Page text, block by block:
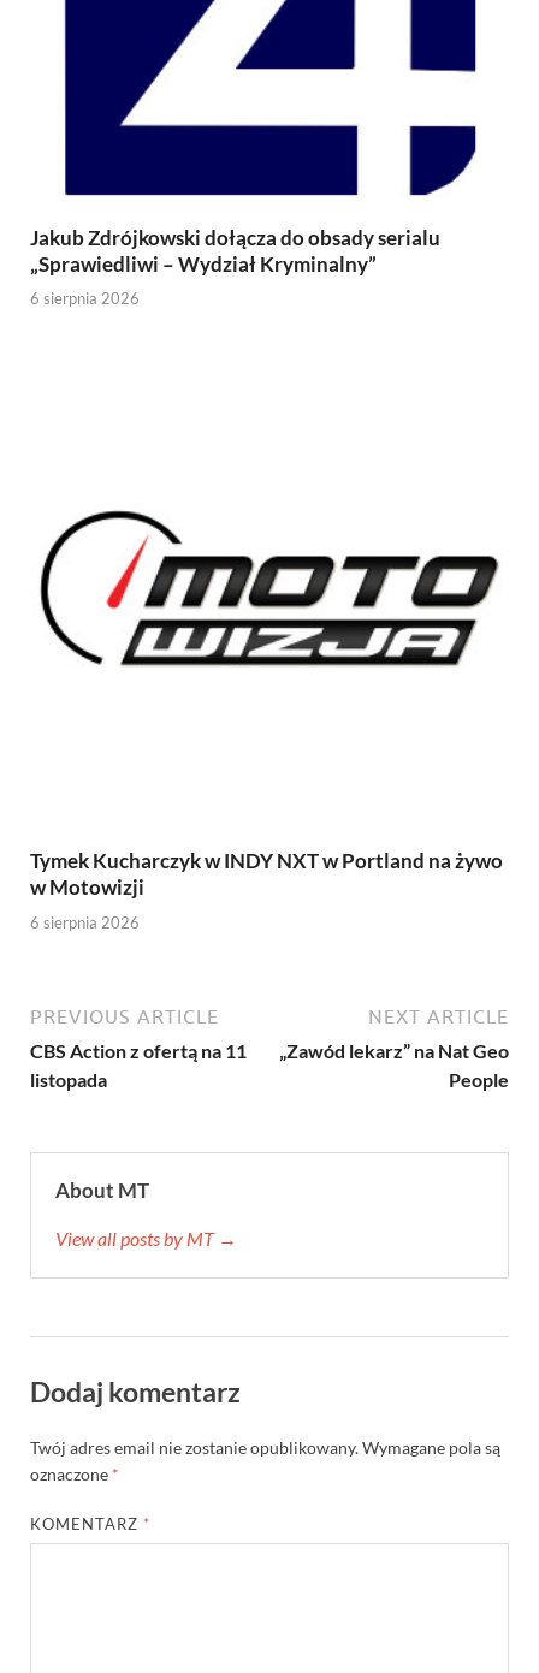
Jakub Zdrójkowski dołącza do obsady serialu
„Sprawiedliwi – Wydział Kryminalny”
6 sierpnia 2026
Tymek Kucharczyk w INDY NXT w Portland na żywo
w Motowizji
6 sierpnia 2026
PREVIOUS ARTICLE
CBS Action z ofertą na 11
listopada
NEXT ARTICLE
„Zawód lekarz” na Nat Geo
People
About MT
View all posts by MT →
Dodaj komentarz
Twój adres email nie zostanie opublikowany.Wymagane pola są
oznaczone *
KOMENTARZ *